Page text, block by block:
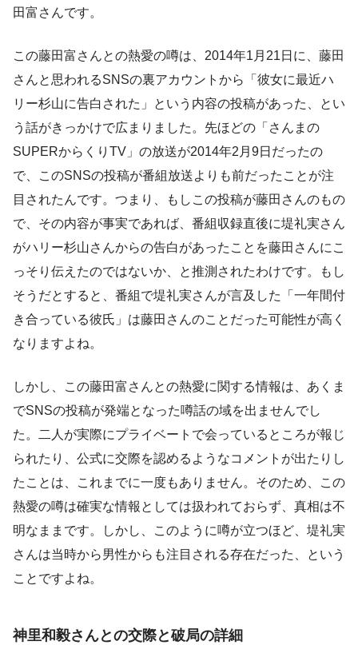
田富さんです。
この藤田富さんとの熱愛の噂は、2014年1月21日に、藤田
さんと思われるSNSの裏アカウントから「彼女に最近ハ
リー杉山に告白された」という内容の投稿があった、とい
う話がきっかけで広まりました。先ほどの「さんまの
SUPERからくりTV」の放送が2014年2月9日だったの
で、このSNSの投稿が番組放送よりも前だったことが注
目されたんです。つまり、もしこの投稿が藤田さんのもの
で、その内容が事実であれば、番組収録直後に堤礼実さん
がハリー杉山さんからの告白があったことを藤田さんにこ
っそり伝えたのではないか、と推測されたわけです。もし
そうだとすると、番組で堤礼実さんが言及した「一年間付
き合っている彼氏」は藤田さんのことだった可能性が高く
なりますよね。
しかし、この藤田富さんとの熱愛に関する情報は、あくま
でSNSの投稿が発端となった噂話の域を出ませんでし
た。二人が実際にプライベートで会っているところが報じ
られたり、公式に交際を認めるようなコメントが出たりし
たことは、これまでに一度もありません。そのため、この
熱愛の噂は確実な情報としては扱われておらず、真相は不
明なままです。しかし、このように噂が立つほど、堤礼実
さんは当時から男性からも注目される存在だった、という
ことですよね。
神里和毅さんとの交際と破局の詳細